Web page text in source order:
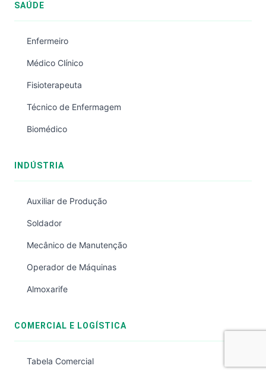
SAÚDE
Enfermeiro
Médico Clínico
Fisioterapeuta
Técnico de Enfermagem
Biomédico
INDÚSTRIA
Auxiliar de Produção
Soldador
Mecânico de Manutenção
Operador de Máquinas
Almoxarife
COMERCIAL E LOGÍSTICA
Tabela Comercial